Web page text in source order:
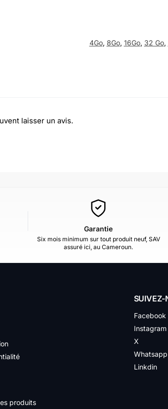
4Go, 8Go, 16Go, 32 Go,
laisser un avis.
Garantie
Six mois minimum sur tout produit neuf, SAV
assuré ici, au Cameroun.
produits
SUIVEZ-
Facebook
Instagram
X
Whatsapp
Linkdin